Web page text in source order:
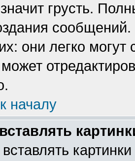
грусть.
сообщений.
они легко
началу